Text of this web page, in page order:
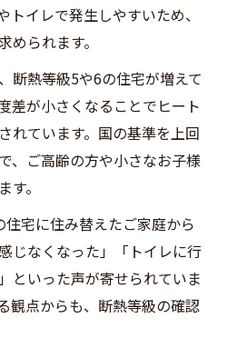
トイレで発生しやすいため、
められます。
断熱等級5や6の住宅が増えて
差が小さくなることでヒート
れています。国の基準を上回
、ご高齢の方や小さなお子様
。
宅に住み替えたご家庭から
じなくなった」「トイレに行
といった声が寄せられていま
観点からも、断熱等級の確認